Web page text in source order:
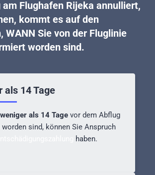
am Flughafen Rijeka annulliert,
, kommt es auf den
WANN Sie von der Fluglinie
worden sind.
als 14 Tage
weniger als 14 Tage vor dem Abflug
sind, können Sie Anspruch
haben.